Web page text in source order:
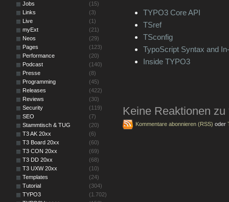
TYPO3 Core API
TSref
TSconfig
TypoScript Syntax and
Inside TYPO3
Keine Reaktionen zu
Kommentare abonnieren (RSS) oder
Jobs
(15)
Links
(3)
Live
(1)
myExt
(21)
Neos
(29)
Pages
(123)
Performance
(20)
Podcast
(140)
Presse
(8)
Programming
(45)
Releases
(422)
Reviews
(30)
Security
(119)
SEO
(7)
Stammtisch & TUG
(20)
T3 AK 20xx
(6)
T3 Board 20xx
(60)
T3 CON 20xx
(69)
T3 DD 20xx
(68)
T3 UXW 20xx
(10)
Templates
(24)
Tutorial
(304)
TYPO3
(1.702)